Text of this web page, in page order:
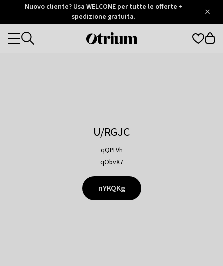
Otrium
Trustpilot
Nuovo cliente? Usa WELCOME per tutte le offerte +
spedizione gratuita.
Otrium
Categories
U/RGJC
qQPLVh
qObvX7
nYKQKg